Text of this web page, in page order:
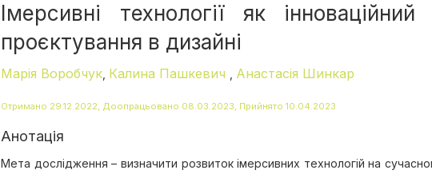
Імерсивні технології як
проєктування в дизайні
Марія Воробчук Калина Пашкевич Анастасія Шинкар
Отримано 29.12.2022, Доопрацьовано 08.03.2023, Прийнято 10.04.2023
Анотація
Мета дослідження – визначити розвиток імерсивних технологій на